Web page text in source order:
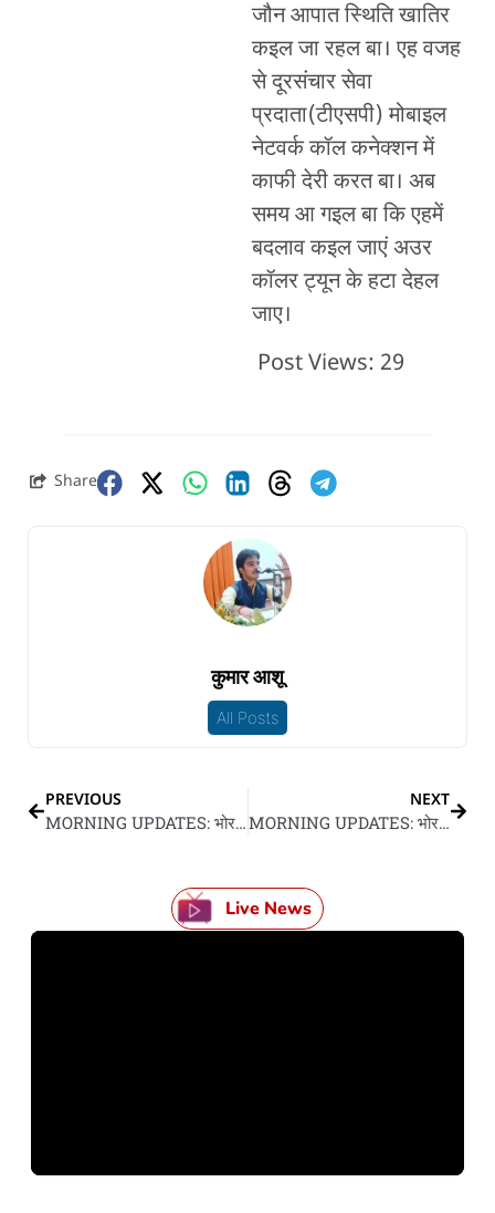
जौन आपात स्थिति खातिर
कइल जा रहल बा। एह वजह
से दूरसंचार सेवा
प्रदाता(टीएसपी) मोबाइल
नेटवर्क कॉल कनेक्शन में
काफी देरी करत बा। अब
समय आ गइल बा कि एहमें
बदलाव कइल जाएं अउर
कॉलर ट्यून के हटा देहल
जाए।
Post Views: 29
Share
कुमार आशू
All Posts
PREVIOUS
MORNING UPDATES: भोर के 10 गो बड़ खबर
NEXT
MORNING UPDATES: भोर के10 बड़ खबर
Live News